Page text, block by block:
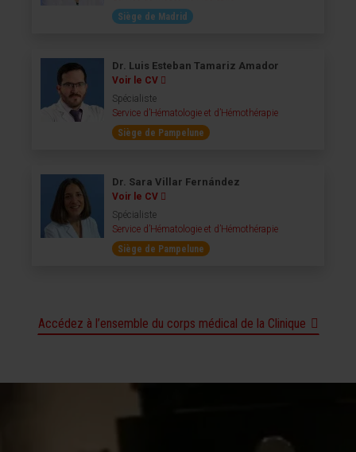
Siège de Madrid
Dr. Luis Esteban Tamariz Amador
Voir le CV
Spécialiste
Service d’Hématologie et d’Hémothérapie
Siège de Pampelune
Dr. Sara Villar Fernández
Voir le CV
Spécialiste
Service d’Hématologie et d’Hémothérapie
Siège de Pampelune
Accédez à l’ensemble du corps médical de la Clinique